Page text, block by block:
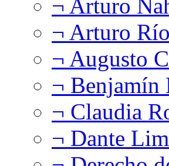
¬ Arturo
¬ Arturo
¬ Augusto
¬ Benjamín
¬ Claudia
¬ Dante